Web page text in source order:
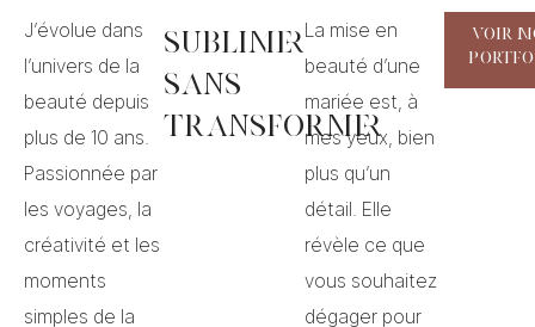
J’évolue dans
l’univers de la
beauté depuis
plus de 10 ans.
Passionnée par
les voyages, la
créativité et les
moments
simples de la
Sublimer
sans
transformer
La mise en
beauté d’une
mariée est, à
mes yeux, bien
plus qu’un
détail. Elle
révèle ce que
vous souhaitez
dégager pour
Voir